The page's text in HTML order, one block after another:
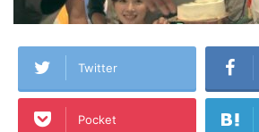
Twitter
Pocket